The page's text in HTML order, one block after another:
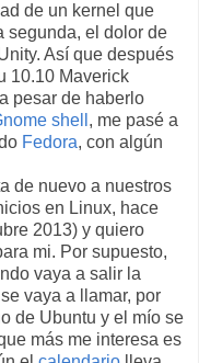
de un kernel que
segunda, el dolor de
Así que después
10.10 Maverick
pesar de haberlo
shell , me pasé a
Fedora, con algún
de nuevo a nuestros
en Linux, hace
2013) y quiero
mi. Por supuesto,
vaya a salir la
vaya a llamar, por
de Ubuntu y el mío se
más me interesa es